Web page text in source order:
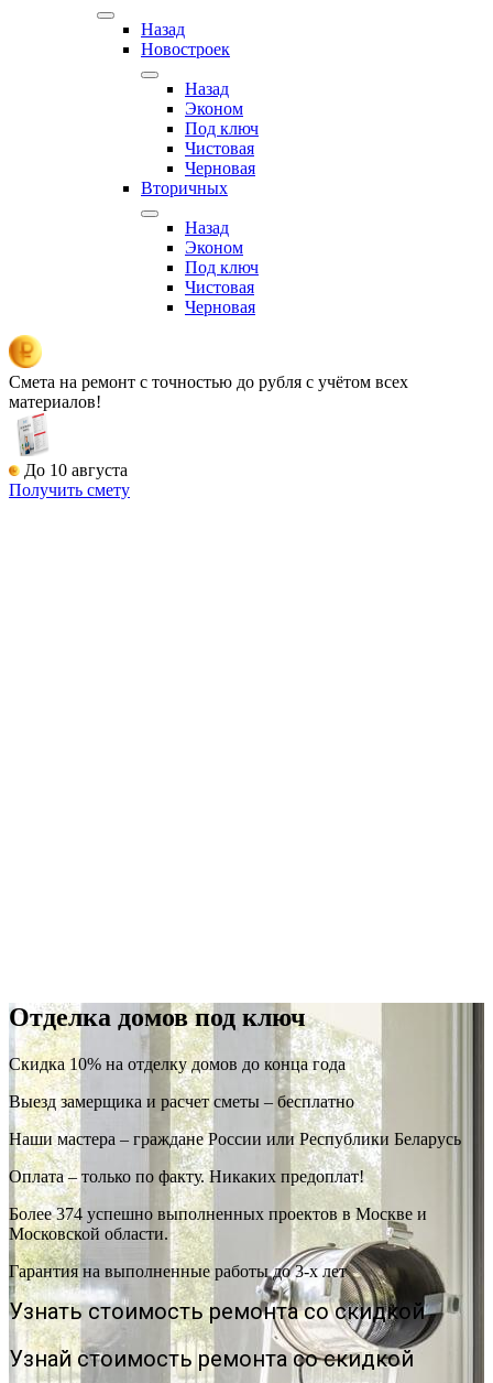
Назад
Новостроек
Назад
Эконом
Под ключ
Чистовая
Черновая
Вторичных
Назад
Эконом
Под ключ
Чистовая
Черновая
Смета на ремонт с точностью до рубля с учётом всех
материалов!
До 10 августа
Получить смету
Отделка домов под ключ
Скидка 10% на отделку домов до конца года
Выезд замерщика и расчет сметы – бесплатно
Наши мастера – граждане России или Республики Беларусь
Оплата – только по факту. Никаких предоплат!
Более 374 успешно выполненных проектов в Москве и
Московской области.
Гарантия на выполненные работы до 3-х лет
Узнать стоимость ремонта со скидкой
Узнай стоимость ремонта со скидкой